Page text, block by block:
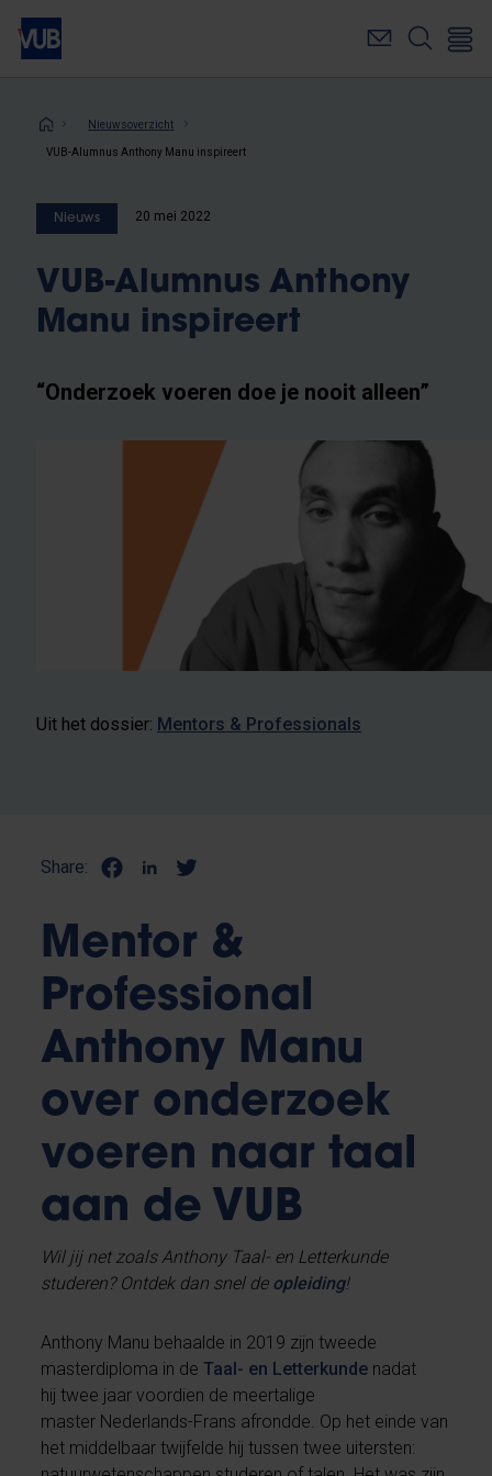
Overslaan
naar
inhoudKruimelpad
Nieuwsoverzicht
VUB-Alumnus Anthony Manu inspireert
Nieuws 20 mei 2022
VUB-Alumnus Anthony
Manu inspireert
“Onderzoek voeren doe je nooit alleen”
Uit het dossier: Mentors & Professionals
Share:
Mentor &
Professional
Anthony Manu
over onderzoek
voeren naar taal
aan de VUB
Wil jij net zoals Anthony Taal- en Letterkunde
studeren? Ontdek dan snel de opleiding!
Anthony Manu behaalde in 2019 zijn tweede
masterdiploma in deTaal- en Letterkunde nadat
hij twee jaar voordien de meertalige
master Nederlands-Frans afrondde. Op het einde van
het middelbaar twijfelde hij tussen twee uitersten: